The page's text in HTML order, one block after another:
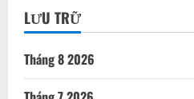
LƯU TRỮ
Tháng 8 2026